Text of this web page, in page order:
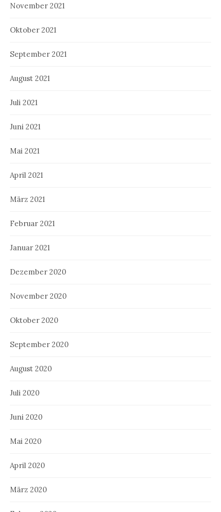
November 2021
Oktober 2021
September 2021
August 2021
Juli 2021
Juni 2021
Mai 2021
April 2021
März 2021
Februar 2021
Januar 2021
Dezember 2020
November 2020
Oktober 2020
September 2020
August 2020
Juli 2020
Juni 2020
Mai 2020
April 2020
März 2020